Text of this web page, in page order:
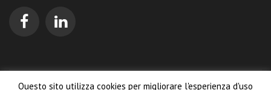
Questo sito utilizza cookies per migliorare l'esperienza d'uso